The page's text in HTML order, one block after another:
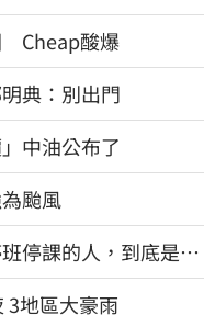
Cheap酸爆
典：別出門
中油公布了
颱風
停課的人，到底是台
3地區大豪雨